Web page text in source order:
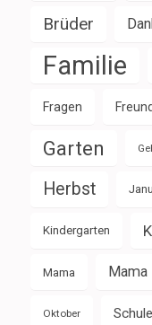
Brüder
Familie
Fragen
Garten
Herbst
Kindergarten
Mama Mama
Oktober Schule